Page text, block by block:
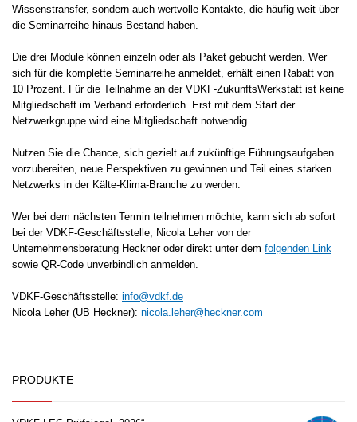
Wissenstransfer, sondern auch wertvolle Kontakte, die häufig weit über
die Seminarreihe hinaus Bestand haben.
Die drei Module können einzeln oder als Paket gebucht werden. Wer
sich für die komplette Seminarreihe anmeldet, erhält einen Rabatt von
10 Prozent. Für die Teilnahme an der VDKF-ZukunftsWerkstatt ist keine
Mitgliedschaft im Verband erforderlich. Erst mit dem Start der
Netzwerkgruppe wird eine Mitgliedschaft notwendig.
Nutzen Sie die Chance, sich gezielt auf zukünftige Führungsaufgaben
vorzubereiten, neue Perspektiven zu gewinnen und Teil eines starken
Netzwerks in der Kälte-Klima-Branche zu werden.
Wer bei dem nächsten Termin teilnehmen möchte, kann sich ab sofort
bei der VDKF-Geschäftsstelle, Nicola Leher von der
Unternehmensberatung Heckner oder direkt unter dem folgenden Link
sowie QR-Code unverbindlich anmelden.
VDKF-Geschäftsstelle: info@vdkf.de
Nicola Leher (UB Heckner): nicola.leher@heckner.com
PRODUKTE